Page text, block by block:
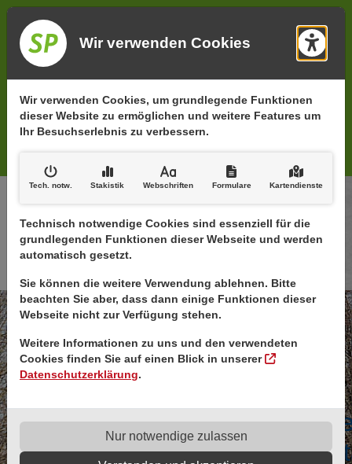
Kontaktinformationen
(0 72 47) 39 82 093
Schreiben Sie uns:
info@spdermaler.de
Lise-Meitner-Weg 5
SP - Der
Maler | Ihr
Profi für
Wir verwenden Cookies
Wir verwenden Cookies, um grundlegende Funktionen
dieser Website zu ermöglichen und weitere Features um
Ihr Besuchserlebnis zu verbessern.
Tech. notw. Stakistik Webschriften Formulare Kartendienste
Technisch notwendige Cookies sind essenziell für die
grundlegenden Funktionen dieser Webseite und werden
automatisch gesetzt.
Sie können die weitere Verwendung ablehnen. Bitte
beachten Sie aber, dass dann einige Funktionen dieser
Webseite nicht zur Verfügung stehen.
Weitere Informationen zu uns und den verwendeten
Cookies finden Sie auf einen Blick in unserer
Datenschutzerklärung.
Nur notwendige zulassen